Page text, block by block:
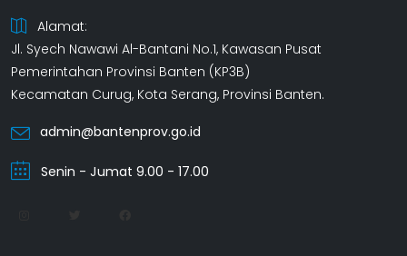
Alamat:
Jl. Syech Nawawi Al-Bantani No.1, Kawasan Pusat
Pemerintahan Provinsi Banten (KP3B)
Kecamatan Curug, Kota Serang, Provinsi Banten.
admin@bantenprov.go.id
Senin - Jumat 9.00 - 17.00